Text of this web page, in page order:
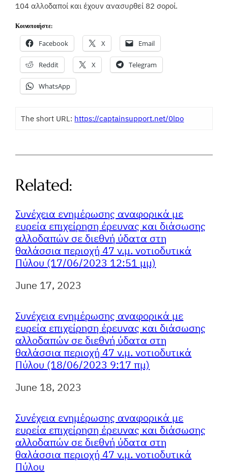
104 αλλοδαποί και έχουν ανασυρθεί 82 σοροί.
Κοινοποιήστε:
Facebook X Email
Reddit X Telegram
WhatsApp
The short URL: https://captainsupport.net/0lpo
Related:
Συνέχεια ενημέρωσης αναφορικά με
ευρεία επιχείρηση έρευνας και διάσωσης
αλλοδαπών σε διεθνή ύδατα στη
θαλάσσια περιοχή 47 ν.μ. νοτιοδυτικά
Πύλου (17/06/2023 12:51 μμ)
Ημερομηνία
June 17, 2023
Συνέχεια ενημέρωσης αναφορικά με
ευρεία επιχείρηση έρευνας και διάσωσης
αλλοδαπών σε διεθνή ύδατα στη
θαλάσσια περιοχή 47 ν.μ. νοτιοδυτικά
Πύλου (18/06/2023 9:17 πμ)
Ημερομηνία
June 18, 2023
Συνέχεια ενημέρωσης αναφορικά με
ευρεία επιχείρηση έρευνας και διάσωσης
αλλοδαπών σε διεθνή ύδατα στη
θαλάσσια περιοχή 47 ν.μ. νοτιοδυτικά
Πύλου